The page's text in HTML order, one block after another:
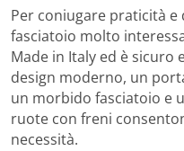
Per coniugare praticità e
fasciatoio molto
Made in Italy ed è sicuro
design moderno, un
un morbido fasciatoio e
ruote con freni
necessità.